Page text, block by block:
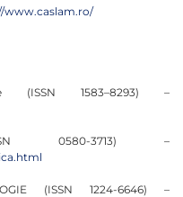
www.caslam.ro/
1583–8293) –
0580-3713) –
(ISSN 1224-6646) –